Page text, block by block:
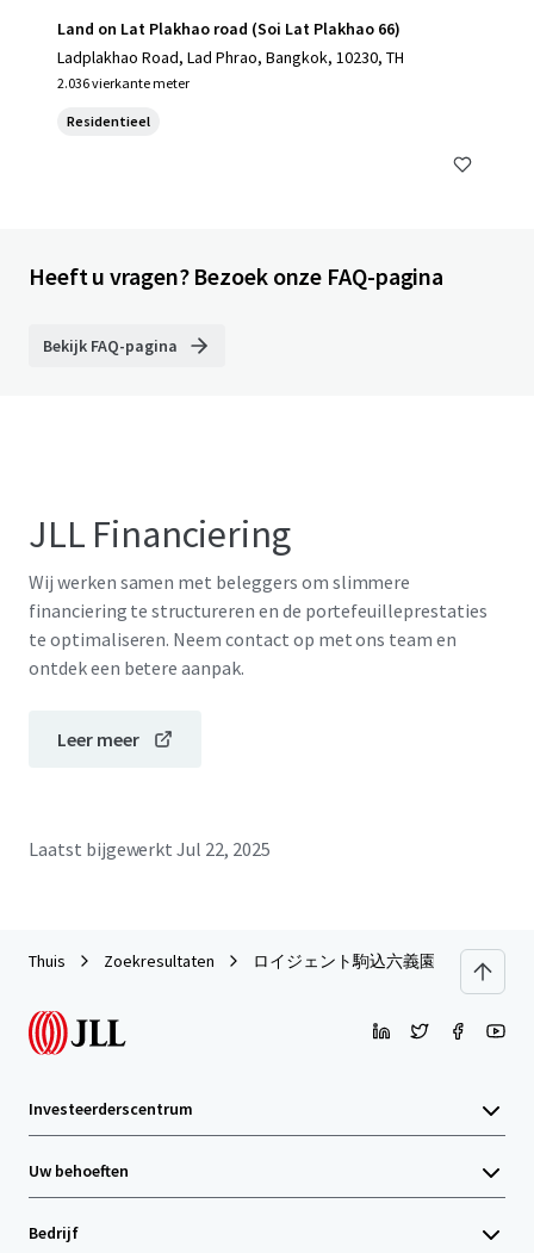
Land on Lat Plakhao road (Soi Lat Plakhao 66)
Ladplakhao Road, Lad Phrao, Bangkok, 10230, TH
2.036 vierkante meter
Residentieel
Heeft u vragen? Bezoek onze FAQ-pagina
Bekijk FAQ-pagina
JLL Financiering
Wij werken samen met beleggers om slimmere
financiering te structureren en de portefeuilleprestaties
te optimaliseren. Neem contact op met ons team en
ontdek een betere aanpak.
Leer meer
Laatst bijgewerkt Jul 22, 2025
Thuis Zoekresultaten ロイジェント駒込六義園
Investeerderscentrum
Uw behoeften
Bedrijf